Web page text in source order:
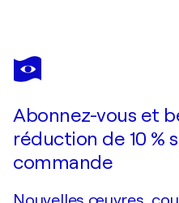
JOHANNA SANNA
Trophée
Abonnez-vous et
réduction de 10 %
commande